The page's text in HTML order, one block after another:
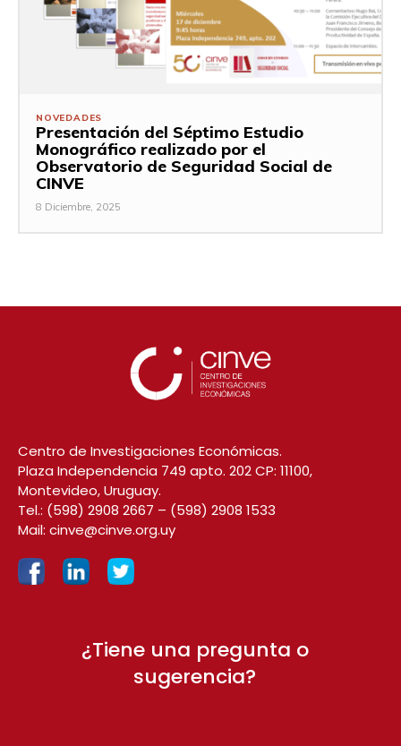
NOVEDADES
Presentación del Séptimo Estudio
Monográfico realizado por el
Observatorio de Seguridad Social de
CINVE
8 Diciembre, 2025
Centro de Investigaciones Económicas.
Plaza Independencia 749 apto. 202 CP: 11100,
Montevideo, Uruguay.
Tel.: (598) 2908 2667 – (598) 2908 1533
Mail: cinve@cinve.org.uy
¿Tiene una pregunta o
sugerencia?